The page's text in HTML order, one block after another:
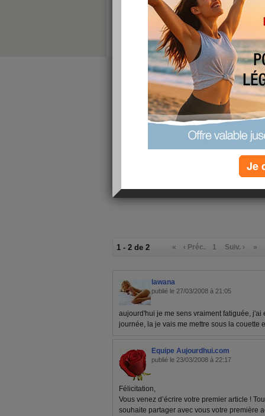
Je m’appelle...nawal, je suis une vrai
est bon et delicieux, et c'est ce qui me fait
habitudes alimentaires et vaincre tout ces
mon alimentation
Petit-déjeuner : café au
salade
de
brochettes
Goûter ou snack :
100g de
petit bol de
0 kcal
1 - 2 de 2 « ‹ Préc. 1 Suiv. › »
lawana
publié le 27/03/2008 à 21:05
aujourd'hui je me sens vraiment fatiguée, j'ai
journée, la je vais me mettre sous la couette
Equipe Aujourdhui.com
publié le 23/03/2008 à 22:17
Félicitation,
Vous venez d’écrire votre premier article !
souhaite partager avec vous votre première
Je